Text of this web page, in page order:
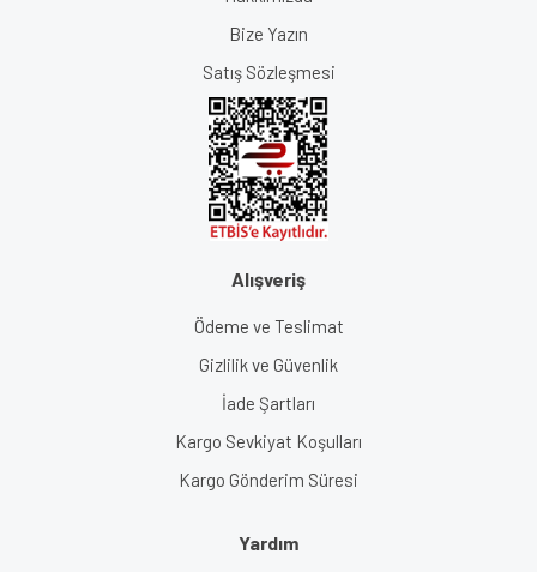
Bize Yazın
Satış Sözleşmesi
Alışveriş
Ödeme ve Teslimat
Gizlilik ve Güvenlik
İade Şartları
Kargo Sevkiyat Koşulları
Kargo Gönderim Süresi
Yardım